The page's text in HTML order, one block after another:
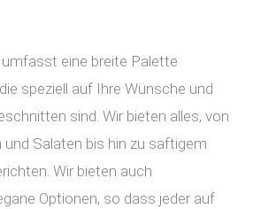
eine breite Palette
speziell auf Ihre Wünsche und
sind. Wir bieten alles, von
Salaten bis hin zu saftigem
Wir bieten auch
Optionen, so dass jeder auf